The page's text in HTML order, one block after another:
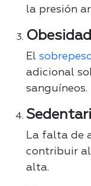
la presión
El
adicional
sanguíneos.
La falta de
contribuir
alta.